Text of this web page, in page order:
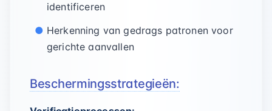
identificeren
Herkenning van gedrags patronen voor
gerichte aanvallen
Beschermingsstrategieën: